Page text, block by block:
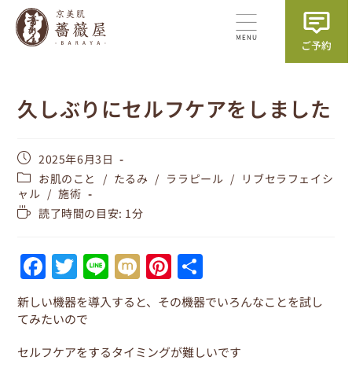
久しぶりにセルフケアをしました
2025年6月3日
お肌のこと
/ たるみ / ララピール / リブセラフェイシ
ャル / 施術
読了時間の目安: 1分
F
a
c
e
b
T
w
itt
er
Li
n
e
M
ix
i
Pi
nt
er
e
st
有
新しい機器を導入すると、その機器でいろんなことを試し
てみたいので
セルフケアをするタイミングが難しいです